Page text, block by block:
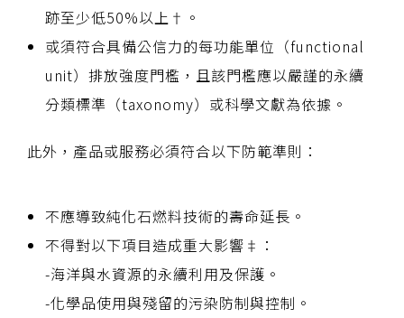
跡至少低50%以上†。
或須符合具備公信力的每功能單位（functional
unit）排放強度門檻，且該門檻應以嚴謹的永續
分類標準（taxonomy）或科學文獻為依據。
此外，產品或服務必須符合以下防範準則：
不應導致純化石燃料技術的壽命延長。
不得對以下項目造成重大影響‡：
-海洋與水資源的永續利用及保護。
-化學品使用與殘留的污染防制與控制。